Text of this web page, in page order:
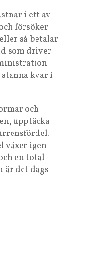
i ett av
försöker
så betalar
som driver
kvar i
och
upptäcka
växer igen
en total
är det dags